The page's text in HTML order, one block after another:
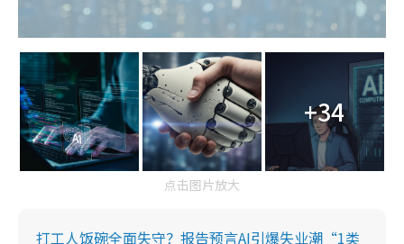
+34
点击图片放大
打工人饭碗全面失守？报告预言AI引爆失业潮“1类